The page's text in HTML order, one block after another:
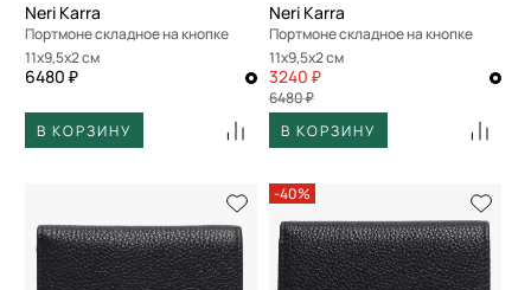
Neri Karra
Портмоне складное на кнопке
11x9,5x2 см
6480 ₽
В КОРЗИНУ
Neri Karra
Портмоне складное на кнопке
11x9,5x2 см
3240 ₽
6480 ₽
В КОРЗИНУ
-40%